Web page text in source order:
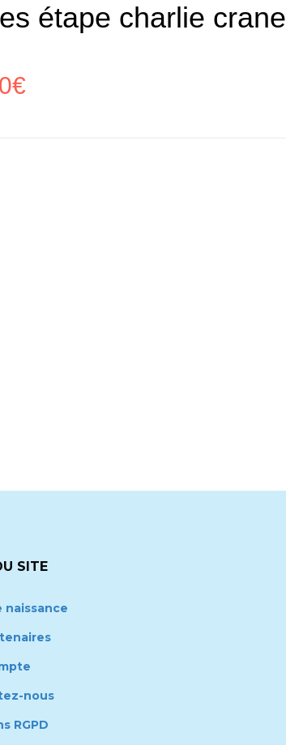
étape charlie crane
€
SITE
naissance
nous
RGPD